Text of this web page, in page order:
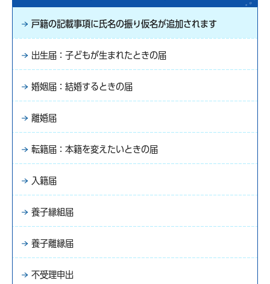
戸籍の記載事項に氏名の振り仮名が追加されます
出生届：子どもが生まれたときの届
婚姻届：結婚するときの届
離婚届
転籍届：本籍を変えたいときの届
入籍届
養子縁組届
養子離縁届
不受理申出